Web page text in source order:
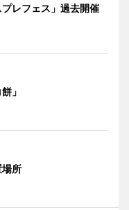
プレフェス」過去開催
」
場所